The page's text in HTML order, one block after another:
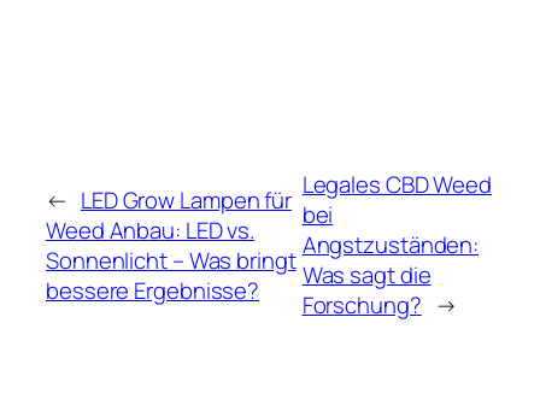
← LED Grow Lampen für
Weed Anbau: LED vs.
Sonnenlicht – Was bringt
bessere Ergebnisse?
Legales CBD Weed
bei
Angstzuständen:
Was sagt die
Forschung? →